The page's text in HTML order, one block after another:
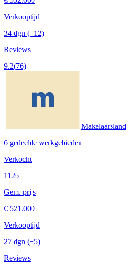
Verkooptijd
34 dgn (+12)
Reviews
9.2(76)
Makelaarsland
6 gedeelde werkgebieden
Verkocht
1126
Gem. prijs
€ 521.000
Verkooptijd
27 dgn (+5)
Reviews